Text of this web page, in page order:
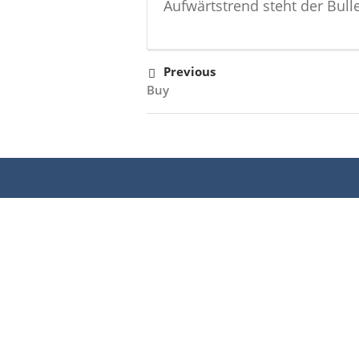
Aufwärtstrend steht der
Previous
Buy